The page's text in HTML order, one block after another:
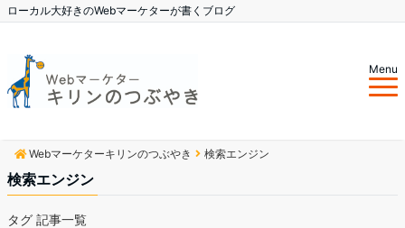
ローカル大好きのWebマーケターが書くブログ
Menu
Webマーケターキリンのつぶやき 検索エンジン
検索エンジン
タグ 記事一覧